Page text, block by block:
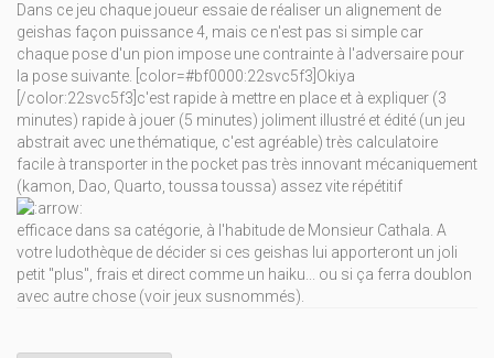
Dans ce jeu chaque joueur essaie de réaliser un alignement de
geishas façon puissance 4, mais ce n'est pas si simple car
chaque pose d'un pion impose une contrainte à l'adversaire pour
la pose suivante. [color=#bf0000:22svc5f3]Okiya
[/color:22svc5f3]c'est rapide à mettre en place et à expliquer (3
minutes) rapide à jouer (5 minutes) joliment illustré et édité (un jeu
abstrait avec une thématique, c'est agréable) très calculatoire
facile à transporter in the pocket pas très innovant mécaniquement
(kamon, Dao, Quarto, toussa toussa) assez vite répétitif
efficace dans sa catégorie, à l'habitude de Monsieur Cathala. A
votre ludothèque de décider si ces geishas lui apporteront un joli
petit "plus", frais et direct comme un haiku... ou si ça ferra doublon
avec autre chose (voir jeux susnommés).